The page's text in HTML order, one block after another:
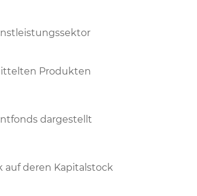
Produkten
dargestellt
auf deren Kapitalstock